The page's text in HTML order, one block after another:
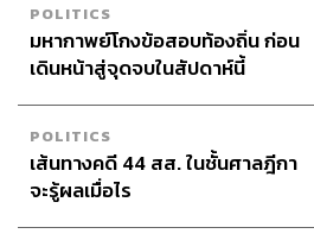
POLITICS
มหากาพย์โกงข้อสอบท้องถิ่น ก่อน
เดินหน้าสู่จุดจบในสัปดาห์นี้
POLITICS
เส้นทางคดี 44 สส. ในชั้นศาลฎีกา
จะรู้ผลเมื่อไร